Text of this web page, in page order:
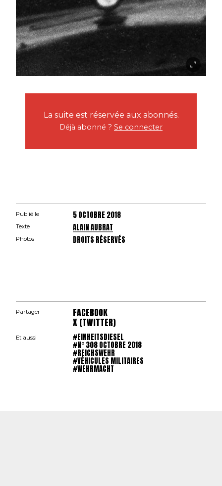
La suite est réservée aux abonnés.
Déjà abonné ? Se connecter
Publié le 5 OCTOBRE 2018
Texte ALAIN AUBRAT
Photos DROITS RÉSERVÉS
Partager FACEBOOK
X (TWITTER)
Et aussi #EINHEITSDIESEL
#N° 308 OCTOBRE 2018
#REICHSWEHR
#VÉHICULES MILITAIRES
#WEHRMACHT